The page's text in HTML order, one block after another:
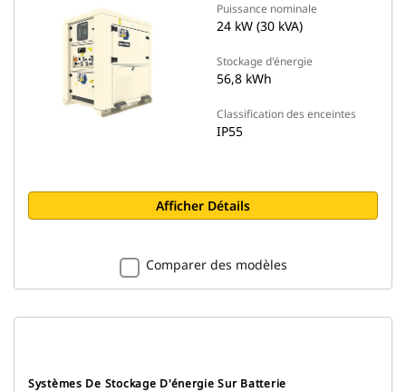
Puissance nominale
24 kW (30 kVA)
Stockage d'énergie
56,8 kWh
Classification des enceintes
IP55
Afficher Détails
Comparer des modèles
Systèmes De Stockage D'énergie Sur Batterie